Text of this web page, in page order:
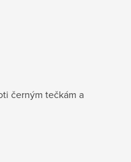
černým tečkám a